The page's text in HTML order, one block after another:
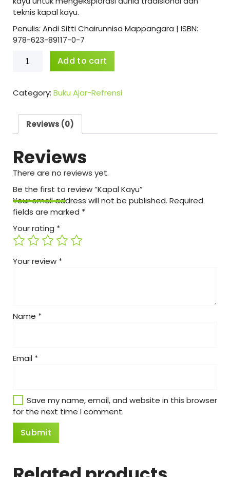
teknis kapal kayu.
Penulis: Andi Sitti Chairunnisa Mappangara | ISBN:
978-623-89117-0-7
Kapal
Kayu
Add to cart
Category: Buku Ajar-Refrensi
Reviews (0)
Reviews
There are no reviews yet.
Be the first to review “Kapal Kayu”
Your email address will not be published. Required
fields are marked *
Your rating *
Your review *
Name *
Email *
Save my name, email, and website in this browser
for the next time I comment.